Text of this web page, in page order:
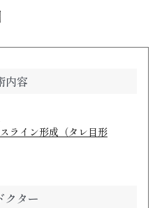
内容
ライン形成（タレ目形
クター